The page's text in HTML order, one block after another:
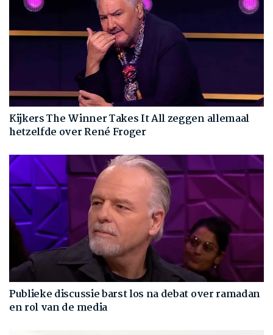
Kijkers The Winner Takes It All zeggen allemaal
hetzelfde over René Froger
Publieke discussie barst los na debat over ramadan
en rol van de media